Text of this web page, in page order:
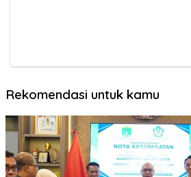
Rekomendasi untuk kamu